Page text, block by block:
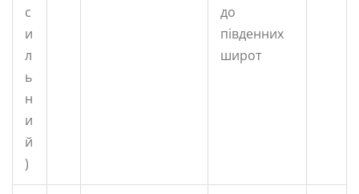
с
и
л
ь
н
и
й
)
до
південних
широт